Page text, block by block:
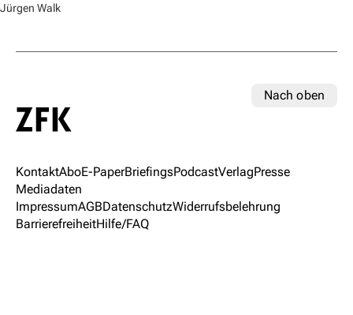
Jürgen Walk
Nach oben
KontaktAboE-PaperBriefingsPodcastVerlagPresse
Mediadaten
ImpressumAGBDatenschutzWiderrufsbelehrung
BarrierefreiheitHilfe/FAQ